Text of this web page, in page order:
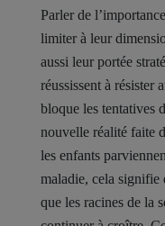
Parler de
limiter à leur
aussi leur portée
réussissent à résister
bloque les tentatives
nouvelle réalité faite
les enfants
maladie, cela signifie
que les racines de la